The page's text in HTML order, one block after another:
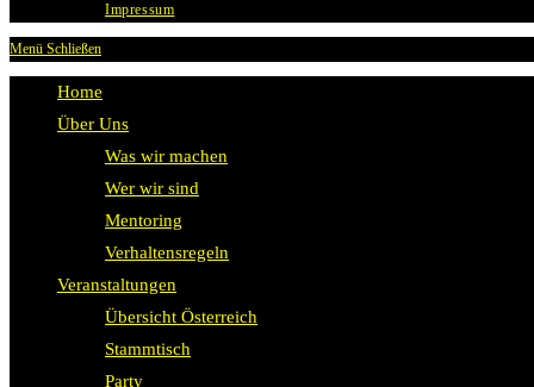
Impressum
Menü Schließen
Home
Über Uns
Was wir machen
Wer wir sind
Mentoring
Verhaltensregeln
Veranstaltungen
Übersicht Österreich
Stammtisch
Party